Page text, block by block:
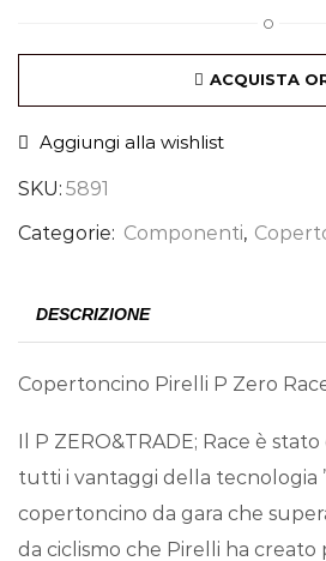
O
ACQUISTA
Aggiungi alla wishlist
SKU: 5891
Categorie: Componenti,
DESCRIZIONE
Copertoncino Pirelli P Zero
Il P ZERO&TRADE; Race è
tutti i vantaggi della tecnologia
copertoncino da gara che
da ciclismo che Pirelli ha creato